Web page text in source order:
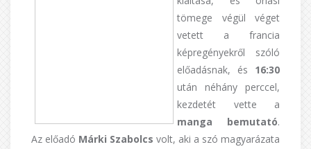
tömege végül véget
vetett a francia
képregényekről szóló
előadásnak, és 16:30
után néhány perccel,
kezdetét vette a
manga bemutató.
Az előadó Márki Szabolcs volt, aki a szó magyarázata